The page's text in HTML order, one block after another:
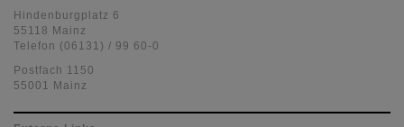
Hindenburgplatz 6
55118 Mainz
Telefon (06131) / 99 60-0
Postfach 1150
55001 Mainz